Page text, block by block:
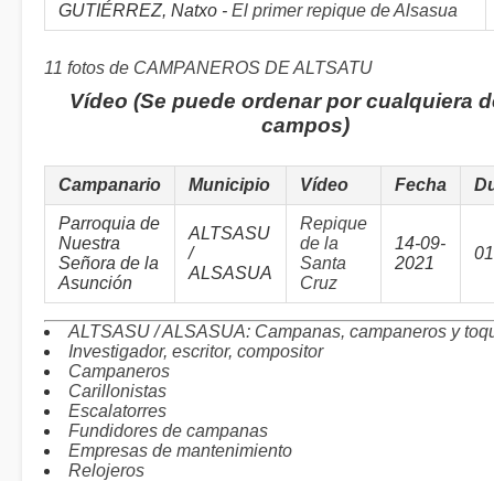
GUTIÉRREZ, Natxo - El primer repique de Alsasua
11 fotos de CAMPANEROS DE ALTSATU
Vídeo (Se puede ordenar por cualquiera
campos)
Campanario Municipio Vídeo Fecha
Parroquia de
Nuestra
Señora de la
Asunción
ALTSASU
/
ALSASUA
Repique
de la
Santa
Cruz
14-09-
2021
ALTSASU / ALSASUA: Campanas, campaneros y
Investigador, escritor, compositor
Campaneros
Carillonistas
Escalatorres
Fundidores de campanas
Empresas de mantenimiento
Relojeros